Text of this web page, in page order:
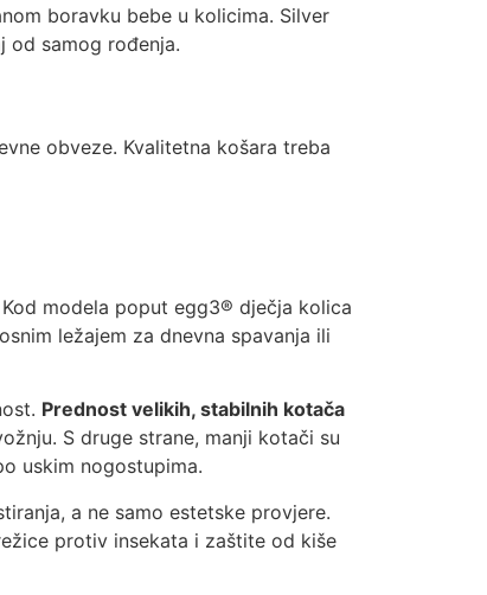
boravku bebe u kolicima. Silver
od samog rođenja.
obveze. Kvalitetna košara treba
modela poput egg3® dječja kolica
ležajem za dnevna spavanja ili
Prednost velikih, stabilnih kotača
S druge strane, manji kotači su
uskim nogostupima.
a ne samo estetske provjere.
protiv insekata i zaštite od kiše